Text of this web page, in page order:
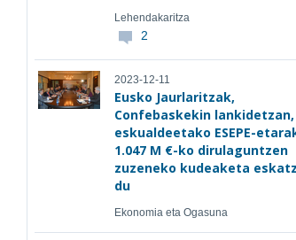
Lehendakaritza
2
2023-12-11
Eusko Jaurlaritzak,
Confebaskekin lankidetzan,
eskualdeetako ESEPE-
1.047 M €-ko dirulaguntzen
zuzeneko kudeaketa
du
Ekonomia eta Ogasuna